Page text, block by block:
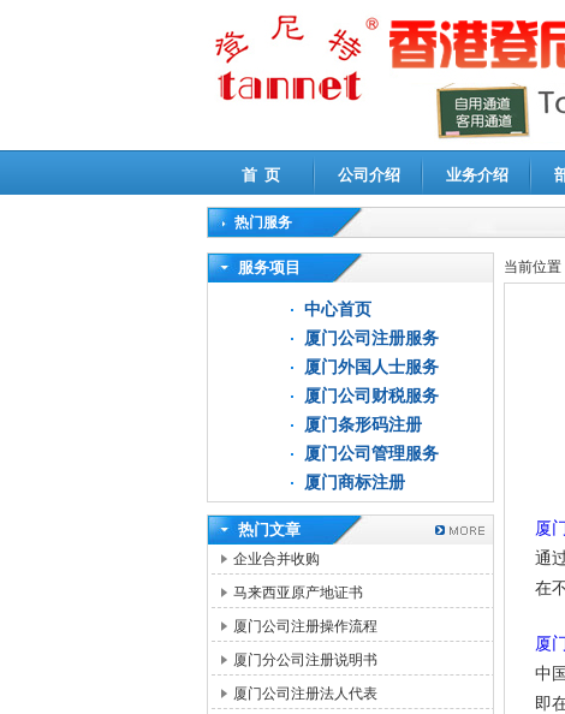
首 页 公司介绍 业务介绍
热门服务
高新技术企业认定审计|企业所得税汇算清缴申报鉴证
服务项目
中心首页
厦门公司注册服务
厦门外国人士服务
厦门公司财税服务
厦门条形码注册
厦门公司管理服务
厦门商标注册
热门文章
企业合并收购
马来西亚原产地证书
厦门公司注册操作流程
厦门分公司注册说明书
厦门公司注册法人代表
当前位置
厦
通
在
厦
中
即